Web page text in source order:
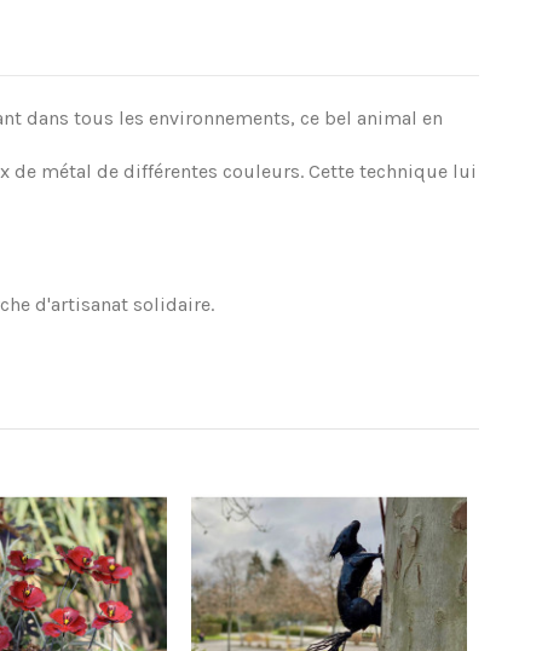
dans tous les environnements, ce bel animal en
de métal de différentes couleurs. Cette technique lui
d'artisanat solidaire.